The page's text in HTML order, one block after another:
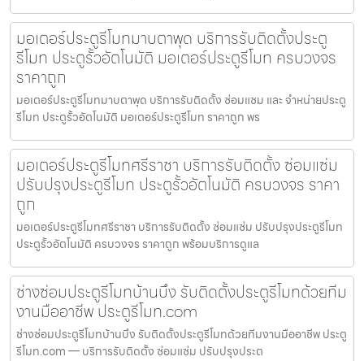
มอเตอร์ประตูรีโมทมาบตาพุด บริการรับติดตั้งประตู
รีโมท ประตูรั้วอัตโนมัติ มอเตอร์ประตูรีโมท ครบวงจร
ราคาถูก
มอเตอร์ประตูรีโมทมาบตาพุด บริการรับติดตั้ง ซ่อมแซม และ จำหน่ายประตู
รีโมท ประตูรั้วอัตโนมัติ มอเตอร์ประตูรีโมท ราคาถูก พร
มอเตอร์ประตูรีโมทศรีราชา บริการรับติดตั้ง ซ่อมแซ่ม
ปรับปรุงประตูรีโมท ประตูรั้วอัตโนมัติ ครบวงจร ราคา
ถูก
มอเตอร์ประตูรีโมทศรีราชา บริการรับติดตั้ง ซ่อมแซ่ม ปรับปรุงประตูรีโมท
ประตูรั้วอัตโนมัติ ครบวงจร ราคาถูก พร้อมบริการดูแล
ช่างซ่อมประตูรีโมทบ้านบึง รับติดตั้งประตูรีโมทด้วยทีม
งานมืออาชีพ ประตูรีโมท.com
ช่างซ่อมประตูรีโมทบ้านบึง รับติดตั้งประตูรีโมทด้วยทีมงานมืออาชีพ ประตู
รีโมท.com — บริการรับติดตั้ง ซ่อมแซ่ม ปรับปรุงประต